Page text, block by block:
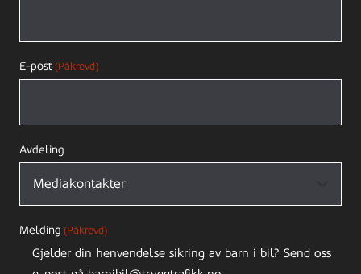
E-post (Påkrevd)
Avdeling
Melding (Påkrevd)
Gjelder din henvendelse sikring av barn i bil? Send oss